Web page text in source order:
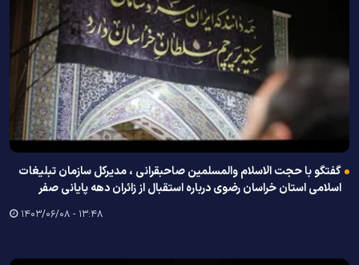
گفتگو با حجت الاسلام والمسلمین صاحبقرانی ، مدیرکل سازمان تبلیغات
اسلامی استان خراسان رضوی درباره استقبال از زائران دهه پایانی صفر
۱۳:۴۸ - ۱۴۰۳/۰۶/۰۸